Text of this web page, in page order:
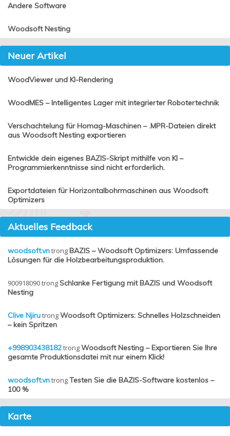
Andere Software
Woodsoft Nesting
Neuer Artikel
WoodViewer und KI-Rendering
WoodMES – Intelligentes Lager mit integrierter Robotertechnik
Verschachtelung für Homag-Maschinen – .MPR-Dateien direkt
aus Woodsoft Nesting exportieren
Entwickle dein eigenes BAZIS-Skript mithilfe von KI –
Programmierkenntnisse sind nicht erforderlich.
Exportdateien für Horizontalbohrmaschinen aus Woodsoft
Optimizers
Aktuelles Feedback
woodsoft.vntrongBAZIS – Woodsoft Optimizers: Umfassende
Lösungen für die Holzbearbeitungsproduktion.
900918090trongSchlanke Fertigung mit BAZIS und Woodsoft
Nesting
Clive NjirutrongWoodsoft Optimizers: Schnelles Holzschneiden
– kein Spritzen
+998903438182trongWoodsoft Nesting – Exportieren Sie Ihre
gesamte Produktionsdatei mit nur einem Klick!
woodsoft.vntrongTesten Sie die BAZIS-Software kostenlos –
100 %
Karte